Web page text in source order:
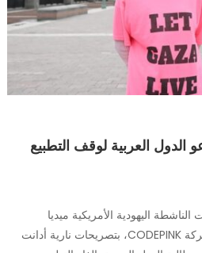
الدول العربية لوقف التطبيع
اليهودية الأمريكية ميديا
بنجامين، المؤسسة المشاركة لحركة CODEPINK، بتصريحات نارية أدانت